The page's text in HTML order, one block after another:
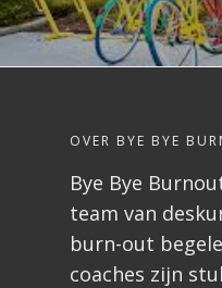
OVER BYE BYE
Bye Bye
team van
burn-out
coaches zijn